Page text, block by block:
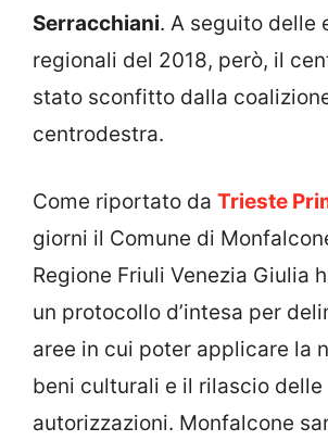
Serracchiani. A seguito delle
regionali del 2018, però, il
stato sconfitto dalla
centrodestra.
Come riportato da Trieste
giorni il Comune di
Regione Friuli Venezia Giulia
un protocollo d’intesa per
aree in cui poter applicare la
beni culturali e il rilascio delle
autorizzazioni. Monfalcone